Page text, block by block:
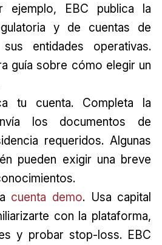
ejemplo, EBC publica la
y de cuentas de
entidades operativas.
guía sobre cómo elegir un
tu cuenta. Completa la
los documentos de
requeridos. Algunas
pueden exigir una breve
cuenta demo. Usa capital
con la plataforma,
y probar stop-loss. EBC